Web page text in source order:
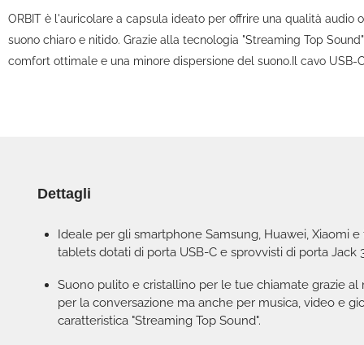
ORBIT è l'auricolare a capsula ideato per offrire una qualità
suono chiaro e nitido. Grazie alla tecnologia "Streaming Top
comfort ottimale e una minore dispersione del suono.Il cavo
Dettagli
Ideale per gli smartphone Samsung, Huawei, Xiaomi
tablets dotati di porta USB-C e sprovvisti di porta Jack
Suono pulito e cristallino per le tue chiamate grazie al
per la conversazione ma anche per musica, video e
caratteristica "Streaming Top Sound".